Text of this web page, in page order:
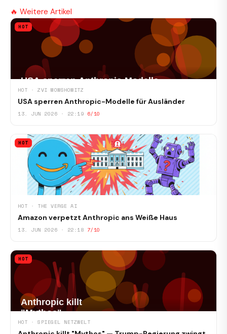
🔥 Weitere Artikel
HOT
HOT · ZVI MOWSHOWITZ
USA sperren Anthropic-Modelle für Ausländer
13. JUN 2026 · 22:19 6/10
HOT
HOT · THE VERGE AI
Amazon verpetzt Anthropic ans Weiße Haus
13. JUN 2026 · 22:18 7/10
HOT
HOT · SPIEGEL NETZWELT